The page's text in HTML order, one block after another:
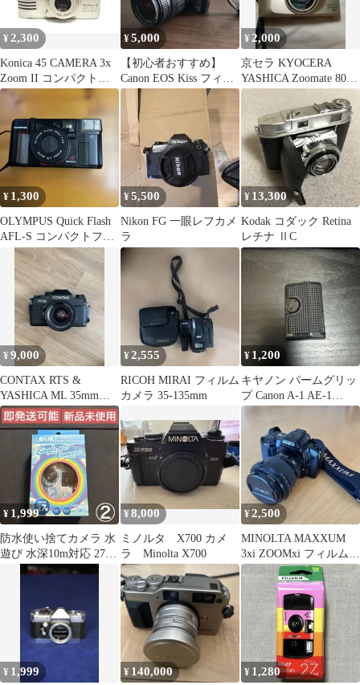
¥2,300
Konica 45 CAMERA 3x
Zoom II コンパクトフ
ィルムカメラ
¥5,000
【初心者おすすめ】
Canon EOS Kiss フィル
ム一眼レフカメラ
¥2,000
京セラ KYOCERA
YASHICA Zoomate 80
本体
¥ 1,300
OLYMPUS Quick Flash
AFL-S コンパクトフィ
ルムカメラ
¥5,500
Nikon FG 一眼レフカメ
ラ
¥ 13,300
Kodak コダック Retina
レチナ ⅡC
¥9,000
CONTAX RTS &
YASHICA ML 35mm
F2.8【ジャンク】
¥2,555
RICOH MIRAI フィルム
カメラ 35-135mm
¥ 1,200
キヤノン パームグリッ
プ Canon A-1 AE-1
Program
¥ 1,999
防水使い捨てカメラ 水
遊び 水深10m対応 27枚
撮 インスタントカメラ
¥8,000
ミノルタ X700 カメ
ラ Minolta X700
¥2,500
MINOLTA MAXXUM
3xi ZOOMxi フィルムカ
メラ
¥ 1,999 ¥ 140,000 ¥ 1,280